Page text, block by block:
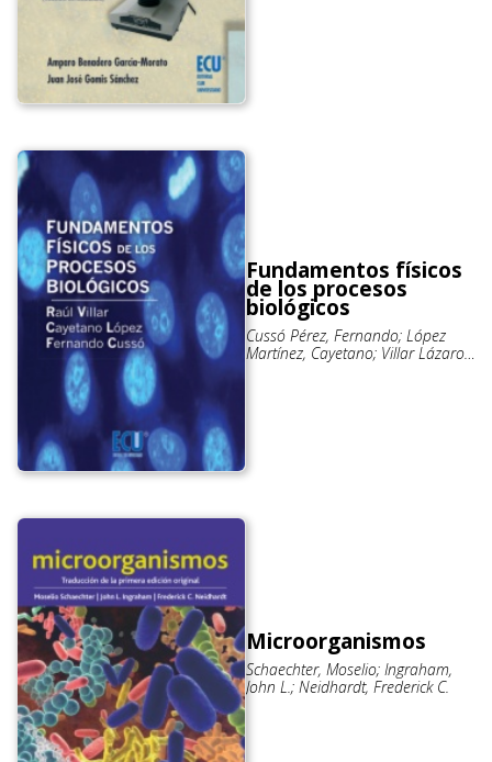
Fundamentos físicos
de los procesos
biológicos
Cussó Pérez, Fernando; López
Martínez, Cayetano; Villar Lázaro,
Microorganismos
Schaechter, Moselio; Ingraham,
John L.; Neidhardt, Frederick C.